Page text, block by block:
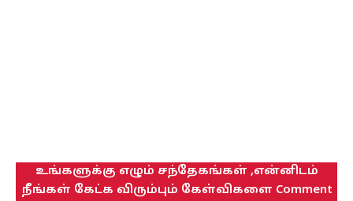
உங்களுக்கு எழும் சந்தேகங்கள் ,என்னிடம்
நீங்கள் கேட்க விரும்பும் கேள்விகளை Comment